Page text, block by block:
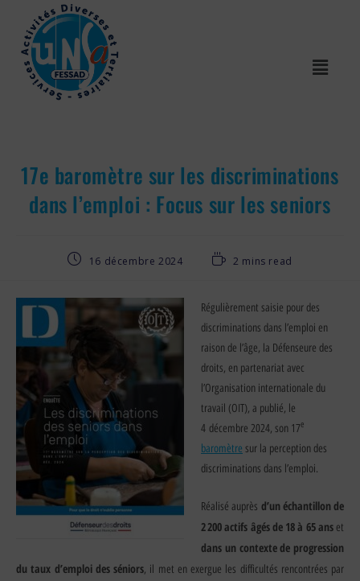
17e baromètre sur les discriminations
dans l’emploi : Focus sur les seniors
16 décembre 2024 2 mins read
Régulièrement saisie pour des
discriminations dans l’emploi en
raison de l’âge, la Défenseure des
droits, en partenariat avec
l’Organisation internationale du
travail (OIT), a publié, le
4 décembre 2024, son 17e
baromètre sur la perception des
discriminations dans l’emploi.
Réalisé auprès d’un échantillon de
2 200 actifs âgés de 18 à 65 anset
dans un contexte de progression
du taux d’emploi des séniors, il met en exergue les difficultés rencontrées par